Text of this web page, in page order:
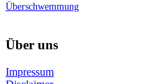
Überschwemmung
Über uns
Impressum